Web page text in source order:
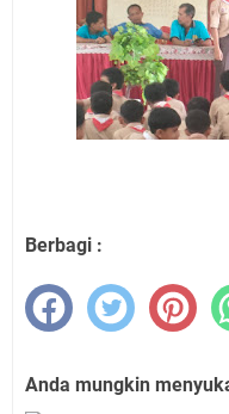
Berbagi :
Anda mungkin